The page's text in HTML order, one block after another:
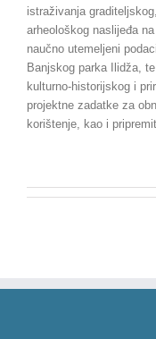
istraživanja
arheološkog naslijeđa
naučno utemeljeni
Banjskog parka Ilidža,
kulturno-historijskog i
projektne zadatke za
korištenje, kao i